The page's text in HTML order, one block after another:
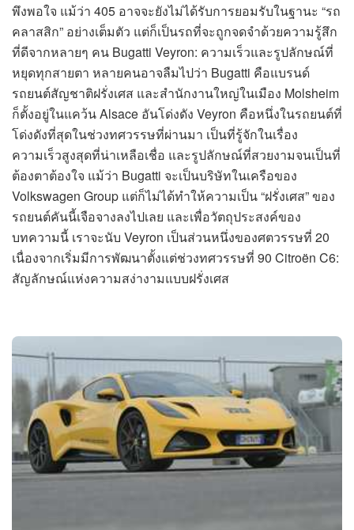
พึงพอใจ แม้ว่า 405 อาจจะยังไม่ได้รับการยอมรับในฐานะ “รถ
คลาสสิก” อย่างเต็มตัว แต่ก็เป็นรถที่จะถูกจดจำด้วยความรู้สึก
ที่ดีจากหลายๆ คน Bugatti Veyron: ความเร็วและรูปลักษณ์ที่
หยุดทุกสายตา หลายคนอาจลืมไปว่า Bugatti คือแบรนด์
รถยนต์สัญชาติฝรั่งเศส และสำนักงานใหญ่ในเมือง Molsheim
ก็ตั้งอยู่ในแคว้น Alsace อันโด่งดัง Veyron คือหนึ่งในรถยนต์ที่
โด่งดังที่สุดในช่วงทศวรรษที่ผ่านมา เป็นที่รู้จักในเรื่อง
ความเร็วสูงสุดที่น่าเหลือเชื่อ และรูปลักษณ์ที่สวยงามจนเป็นที่
ต้องตาต้องใจ แม้ว่า Bugatti จะเป็นบริษัทในเครือของ
Volkswagen Group แต่ก็ไม่ได้ทำให้ความเป็น “ฝรั่งเศส” ของ
รถยนต์คันนี้เจือจางลงไปเลย และเพื่อวัตถุประสงค์ของ
บทความนี้ เราจะนับ Veyron เป็นส่วนหนึ่งของศตวรรษที่ 20
เนื่องจากเริ่มมีการพัฒนาตั้งแต่ช่วงทศวรรษที่ 90 Citroën C6:
สัญลักษณ์แห่งความสง่างามแบบฝรั่งเศส